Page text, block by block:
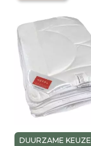
DUURZAME KEUZE